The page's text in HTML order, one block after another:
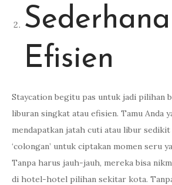
Efisien
Staycation begitu pas untuk jadi pilihan
liburan singkat atau efisien. Tamu Anda
mendapatkan jatah cuti atau libur sedikit
‘colongan’ untuk ciptakan momen seru
Tanpa harus jauh-jauh, mereka bisa
di hotel-hotel pilihan sekitar kota.